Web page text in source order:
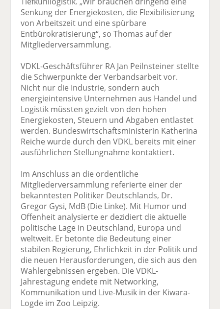
Senkung der Energiekosten, die Flexibilisierung
von Arbeitszeit und eine spürbare
Entbürokratisierung“, so Thomas auf der
Mitgliederversammlung.
VDKL-Geschäftsführer RA Jan Peilnsteiner stellte
die Schwerpunkte der Verbandsarbeit vor.
Nicht nur die Industrie, sondern auch
energieintensive Unternehmen aus Handel und
Logistik müssten gezielt von den hohen
Energiekosten, Steuern und Abgaben entlastet
werden. Bundeswirtschaftsministerin Katherina
Reiche wurde durch den VDKL bereits mit einer
ausführlichen Stellungnahme kontaktiert.
Im Anschluss an die ordentliche
Mitgliederversammlung referierte einer der
bekanntesten Politiker Deutschlands, Dr.
Gregor Gysi, MdB (Die Linke). Mit Humor und
Offenheit analysierte er dezidiert die aktuelle
politische Lage in Deutschland, Europa und
weltweit. Er betonte die Bedeutung einer
stabilen Regierung, Ehrlichkeit in der Politik und
die neuen Herausforderungen, die sich aus den
Wahlergebnissen ergeben. Die VDKL-
Jahrestagung endete mit Networking,
Kommunikation und Live-Musik in der Kiwara-
Logde im Zoo Leipzig.